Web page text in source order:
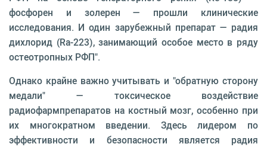
фосфорен и золерен — прошли клинические
исследования. И один зарубежный препарат — радия
дихлорид (Ra-223), занимающий особое место в ряду
остеотропных РФП".
Однако крайне важно учитывать и "обратную сторону
медали" — токсическое воздействие
радиофармпрепаратов на костный мозг, особенно при
их многократном введении. Здесь лидером по
эффективности и безопасности является радия